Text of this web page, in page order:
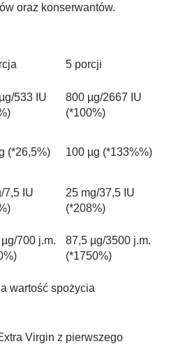
oraz konserwantów.
5 porcji
533 IU
800 µg/2667 IU
(*100%)
(*26,5%) 100 µg (*133%%)
7,5 IU
25 mg/37,5 IU
(*208%)
700 j.m.
87,5 µg/3500 j.m.
(*1750%)
wartość spożycia
Virgin z pierwszego